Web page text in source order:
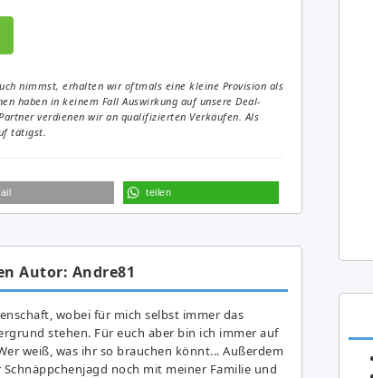
nimmst, erhalten wir oftmals eine kleine Provision als
haben in keinem Fall Auswirkung auf unsere Deal-
verdienen wir an qualifizierten Verkäufen. Als
tätigst.
teilen
Autor: Andre81
wobei für mich selbst immer das
stehen. Für euch aber bin ich immer auf
weiß, was ihr so brauchen könnt... Außerdem
noch mit meiner Familie und